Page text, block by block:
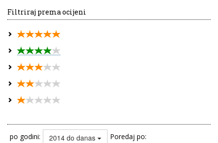
Filtriraj prema ocijeni
po godini: 2014 do danas Poredaj po: